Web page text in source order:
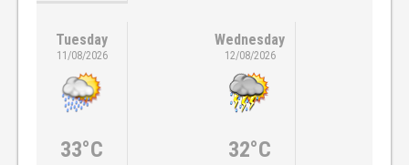
Tuesday
11/08/2026
33°C
Wednesday
12/08/2026
32°C